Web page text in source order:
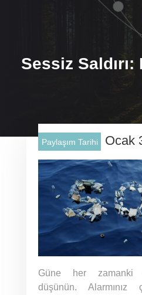
Sessiz
Paylaşım Tarihi Ocak
Güne her zamanki
düşünün. Alarmınız